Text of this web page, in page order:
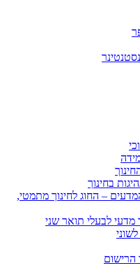
בחינוך
– החוג לחינוך מתמטי,
מדעי לבעלי תואר שני
הרישום